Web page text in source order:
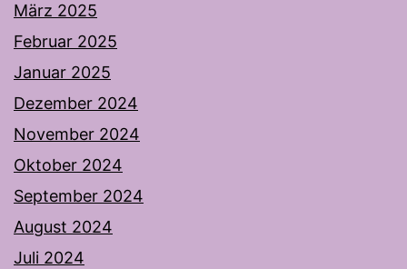
März 2025
Februar 2025
Januar 2025
Dezember 2024
November 2024
Oktober 2024
September 2024
August 2024
Juli 2024